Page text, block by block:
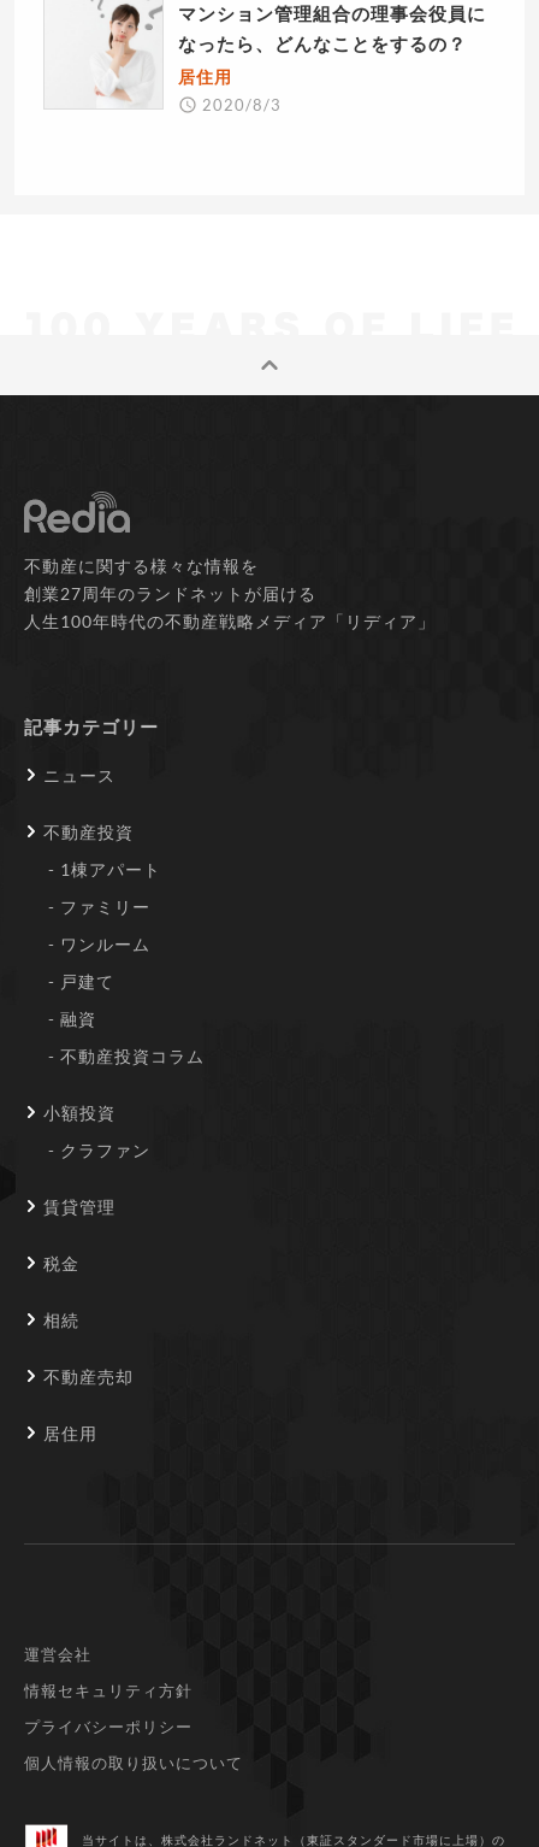
マンション管理組合の理事会役員に
なったら、どんなことをするの？
居住用
2020/8/3
不動産に関する様々な情報を
創業27周年のランドネットが届ける
人生100年時代の不動産戦略メディア「リディア」
記事カテゴリー
ニュース
不動産投資
1棟アパート
ファミリー
ワンルーム
戸建て
融資
不動産投資コラム
小額投資
クラファン
賃貸管理
税金
相続
不動産売却
居住用
運営会社
情報セキュリティ方針
プライバシーポリシー
個人情報の取り扱いについて
当サイトは、株式会社ランドネット（東証スタンダード市場に上場） の